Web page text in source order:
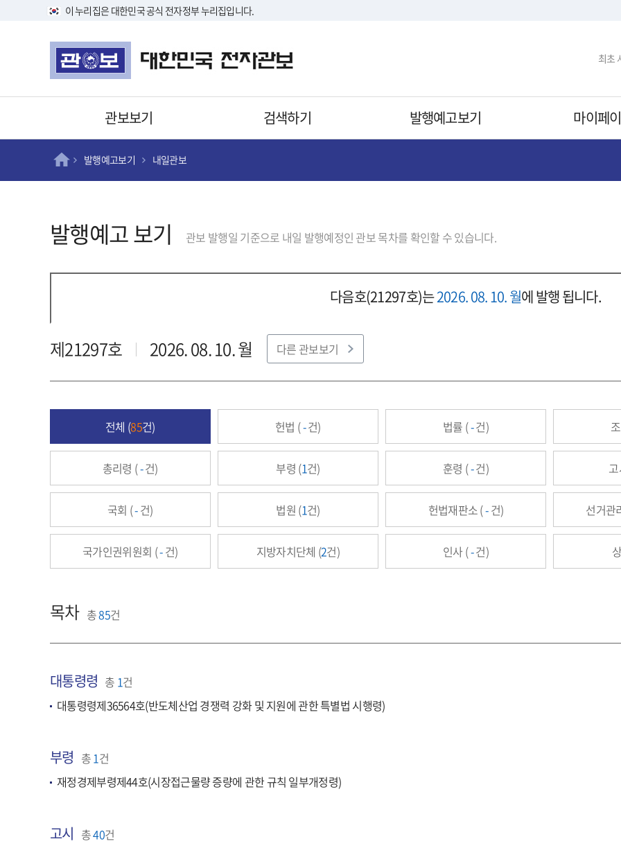
이 누리집은 대한민국 공식 전자정부 누리집입니다.
최초
관보보기 검색하기 발행예고보기 마이페
발행예고보기 내일관보
발행예고 보기 관보 발행일 기준으로 내일 발행예정인 관보 목차를 확인할 수 있습니다.
다음호(21297호)는2026. 08. 10. 월에 발행 됩니다.
제21297호 2026. 08. 10. 월 다른 관보보기
전체 (85건) 헌법 (-건) 법률 (-건)
총리령 (-건) 부령 (1건) 훈령 (-건)
국회 (-건) 법원 (1건) 헌법재판소 (-건) 선거관
국가인권위원회 (-건) 지방자치단체 (2건) 인사 (-건)
목차 총85건
대통령령 총 1건
대통령령제36564호(반도체산업 경쟁력 강화 및 지원에 관한 특별법 시행령)
부령 총1건
재정경제부령제44호(시장접근물량 증량에 관한 규칙 일부개정령)
고시 총40건